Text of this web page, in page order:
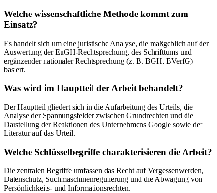
Welche wissenschaftliche Methode kommt zum
Einsatz?
Es handelt sich um eine juristische Analyse, die maßgeblich auf der
Auswertung der EuGH-Rechtsprechung, des Schrifttums und
ergänzender nationaler Rechtsprechung (z. B. BGH, BVerfG)
basiert.
Was wird im Hauptteil der Arbeit behandelt?
Der Hauptteil gliedert sich in die Aufarbeitung des Urteils, die
Analyse der Spannungsfelder zwischen Grundrechten und die
Darstellung der Reaktionen des Unternehmens Google sowie der
Literatur auf das Urteil.
Welche Schlüsselbegriffe charakterisieren die Arbeit?
Die zentralen Begriffe umfassen das Recht auf Vergessenwerden,
Datenschutz, Suchmaschinenregulierung und die Abwägung von
Persönlichkeits- und Informationsrechten.